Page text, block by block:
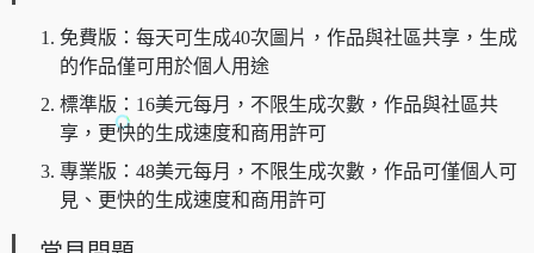
免費版：每天可生成40次圖片，作品與社區共享，生成
的作品僅可用於個人用途
標準版：16美元每月，不限生成次數，作品與社區共
享，更快的生成速度和商用許可
專業版：48美元每月，不限生成次數，作品可僅個人可
見、更快的生成速度和商用許可